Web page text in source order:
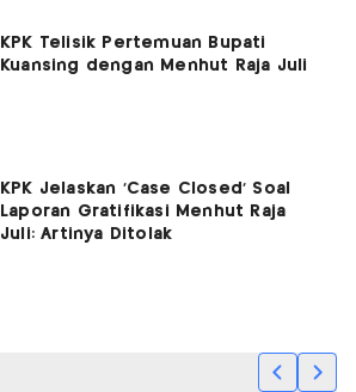
KPK Telisik Pertemuan Bupati
Kuansing dengan Menhut Raja Juli
KPK Jelaskan 'Case Closed' Soal
Laporan Gratifikasi Menhut Raja
Juli: Artinya Ditolak